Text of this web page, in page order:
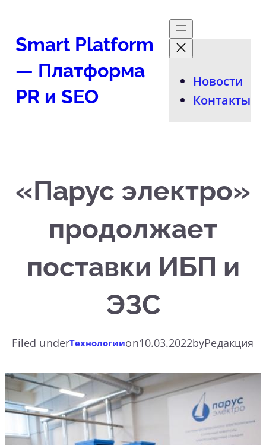
содержимому
Smart Platform
— Платформа
PR и SEO
Новости
Контакты
«Парус электро»
продолжает
поставки ИБП и
ЭЗС
Filed underТехнологииon10.03.2022byРедакция